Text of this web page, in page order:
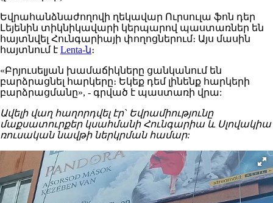
Եվրահանձնաժողովի ղեկավար Ուրսուլա ֆոն դեր
Լեյենին տիկնիկավարի կերպարով պաստառներ են
հայտնվել Հունգարիայի փողոցներում։ Այս մասին
հայտնում է Lenta-ն։
«Բրյուսելյան խամաճիկները ցանկանում են
բարձրացնել հարկերը։ Եկեք դեմ լինենք հարկերի
բարձրացմանը», - գրված է պաստառի վրա:
Ավելի վաղ հաղորդվել էր` Եվրամիությունը
մաքսատուրքեր կսահմանի Հունգարիա և Սլովակիա
ռուսական նավթի ներկրման համար: